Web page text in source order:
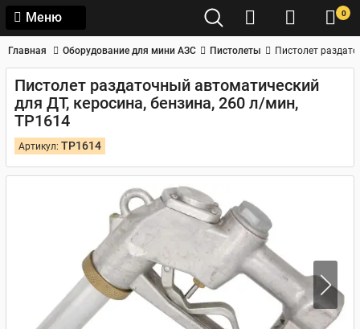
Меню 0
Главная Оборудование для мини АЗС Пистолеты Пистолет
Пистолет раздаточный автоматический
для ДТ, керосина, бензина, 260 л/мин,
TP1614
Артикул: TP1614